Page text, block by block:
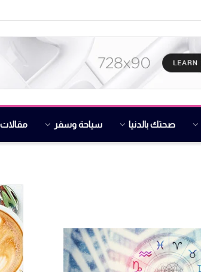
صحتك بالدنيا سياحة وسفر مقالات